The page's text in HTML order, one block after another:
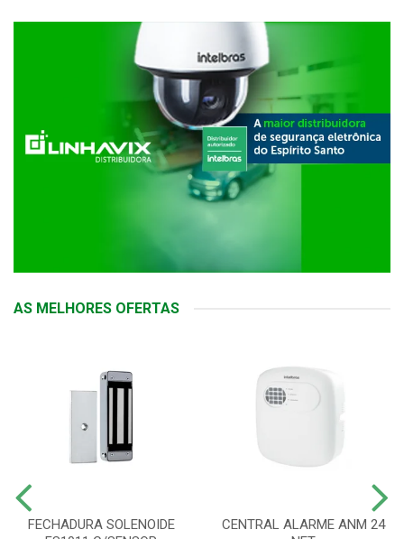
AS MELHORES OFERTAS
FECHADURA SOLENOIDE
CENTRAL ALARME ANM 24